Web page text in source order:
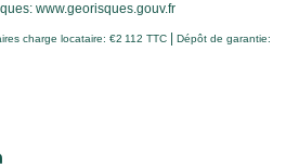
www.georisques.gouv.fr
charge locataire: €2 112 TTC
Dépôt de garantie: